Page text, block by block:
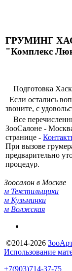
ГРУМИНГ
"Комплекс
Подготовка
Если остались
звоните, с
Все
ЗооСалоне -
странице -
При вызове
предварительно
процедур.
Зоосалон в Москве
м Текстильщики
м Кузьминки
м Волжская
©2014-2026
Использование
+7(903)714-37-75